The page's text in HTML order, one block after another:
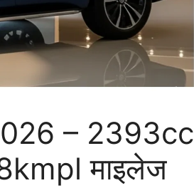
– 2393cc
माइलेज